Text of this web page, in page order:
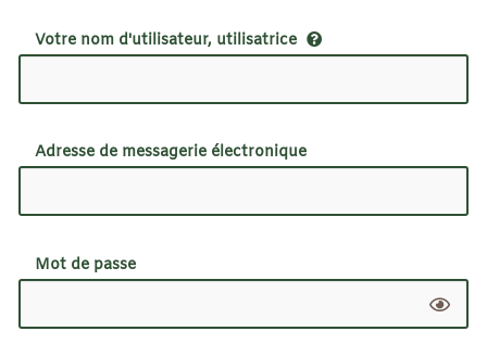
Votre nom d'utilisateur, utilisatrice
Adresse de messagerie électronique
Mot de passe